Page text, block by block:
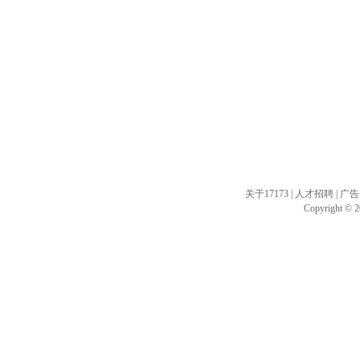
关于17173 人才招聘
广
Copyright ©